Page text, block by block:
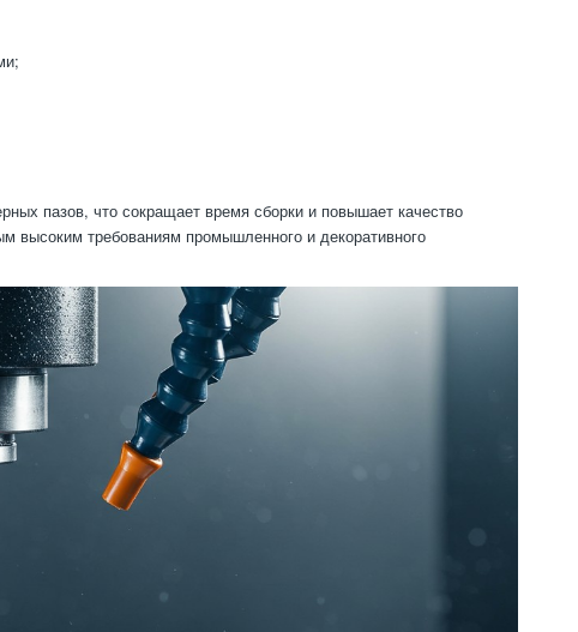
пазов, что сокращает время сборки и повышает качество
высоким требованиям промышленного и декоративного